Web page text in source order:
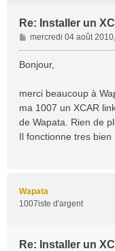
Re: Installer un
M
e
g
e
mercredi 04 août
Bonjour,
merci beaucoup à
ma 1007 un XCAR
de Wapata. Rien de
Il fonctionne tres bien
Wapata
1007iste d'argent
Re: Installer un